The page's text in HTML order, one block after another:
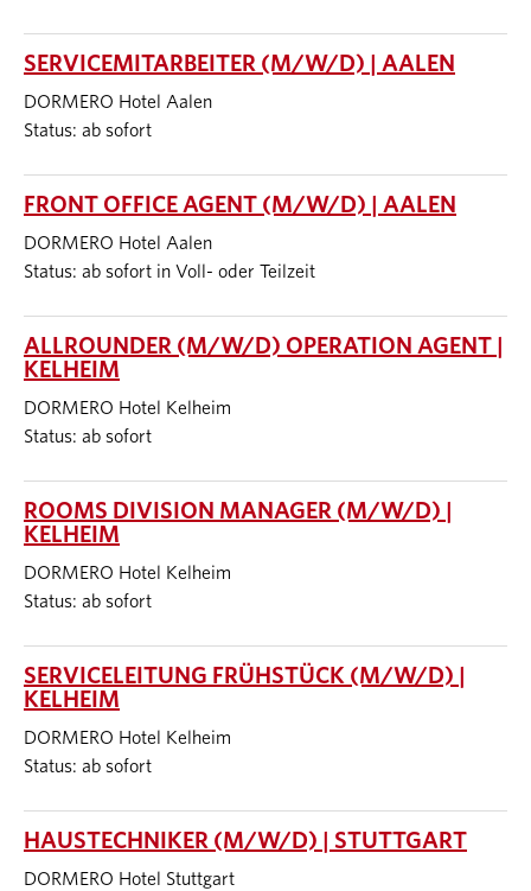
SERVICEMITARBEITER (M/W/D) | AALEN
DORMERO Hotel Aalen
Status: ab sofort
FRONT OFFICE AGENT (M/W/D) | AALEN
DORMERO Hotel Aalen
Status: ab sofort in Voll- oder Teilzeit
ALLROUNDER (M/W/D) OPERATION AGENT |
KELHEIM
DORMERO Hotel Kelheim
Status: ab sofort
ROOMS DIVISION MANAGER (M/W/D) |
KELHEIM
DORMERO Hotel Kelheim
Status: ab sofort
SERVICELEITUNG FRÜHSTÜCK (M/W/D) |
KELHEIM
DORMERO Hotel Kelheim
Status: ab sofort
HAUSTECHNIKER (M/W/D) | STUTTGART
DORMERO Hotel Stuttgart